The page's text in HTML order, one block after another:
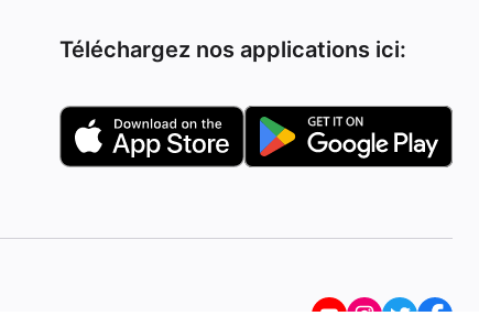
Téléchargez nos applications ici: